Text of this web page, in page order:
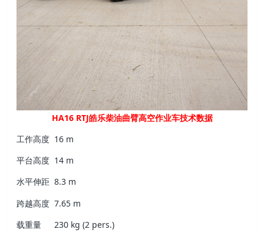
HA16 RTJ皓乐柴油曲臂高空作业车技术数据
工作高度 16 m
平台高度 14 m
水平伸距 8.3 m
跨越高度 7.65 m
载重量
230 kg (2 pers.)